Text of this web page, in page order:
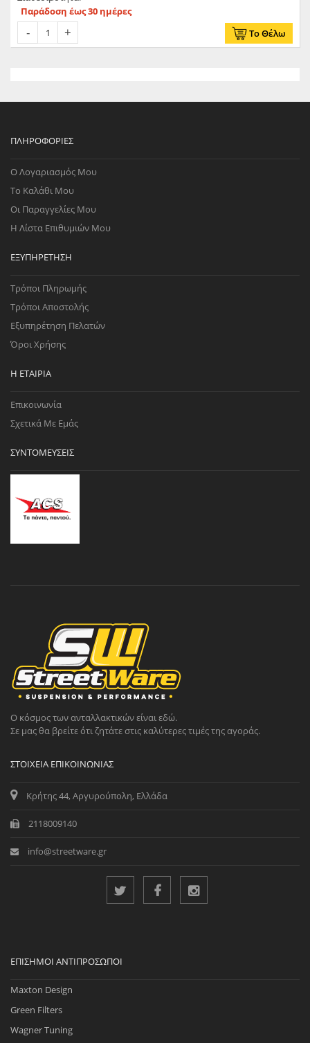
Παράδοση έως 30 ημέρες
Το Θέλω
ΠΛΗΡΟΦΟΡΊΕΣ
Ο Λογαριασμός Μου
Το Καλάθι Μου
Οι Παραγγελίες Μου
Η Λίστα Επιθυμιών Μου
ΕΞΥΠΗΡΈΤΗΣΗ
Τρόποι Πληρωμής
Τρόποι Αποστολής
Εξυπηρέτηση Πελατών
Όροι Χρήσης
Η ΕΤΑΙΡΊΑ
Επικοινωνία
Σχετικά Με Εμάς
ΣΥΝΤΟΜΕΎΣΕΙΣ
Ο κόσμος των ανταλλακτικών είναι εδώ.
Σε μας θα βρείτε ότι ζητάτε στις καλύτερες τιμές της αγοράς.
ΣΤΟΙΧΕΊΑ ΕΠΙΚΟΙΝΩΝΊΑΣ
Κρήτης 44, Αργυρούπολη, Ελλάδα
2118009140
info@streetware.gr
ΕΠΊΣΗΜΟΙ ΑΝΤΙΠΡΌΣΩΠΟΙ
Maxton Design
Green Filters
Wagner Tuning